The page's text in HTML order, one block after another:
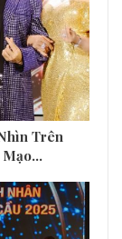
Trên
Mạo…